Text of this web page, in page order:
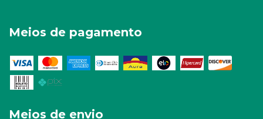
Meios de pagamento
Meios de envio